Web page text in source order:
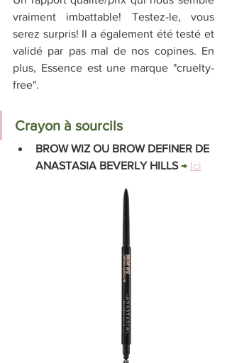
vraiment imbattable! Testez-le, vous
serez surpris! Il a également été testé et
validé par pas mal de nos copines. En
plus, Essence est une marque "cruelty-
free".
Crayon à sourcils
BROW WIZ OU BROW DEFINER DE
ANASTASIA BEVERLY HILLS → Ici